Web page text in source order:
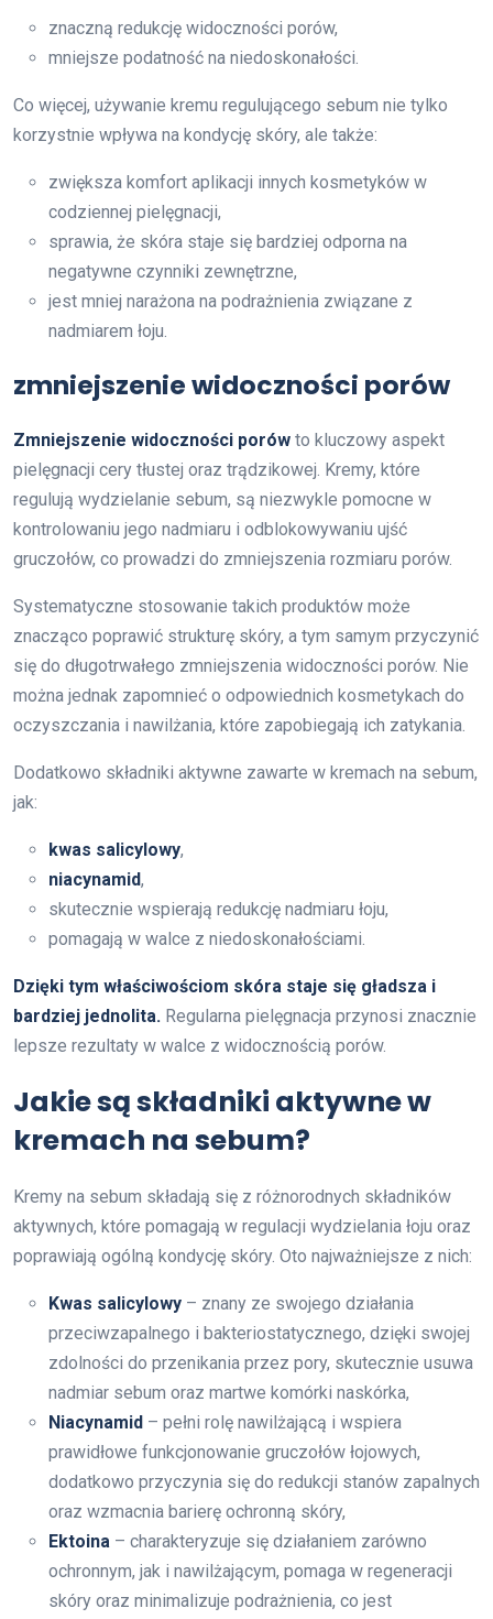
znaczną redukcję widoczności porów,
mniejsze podatność na niedoskonałości.
Co więcej, używanie kremu regulującego sebum nie tylko
korzystnie wpływa na kondycję skóry, ale także:
zwiększa komfort aplikacji innych kosmetyków w
codziennej pielęgnacji,
sprawia, że skóra staje się bardziej odporna na
negatywne czynniki zewnętrzne,
jest mniej narażona na podrażnienia związane z
nadmiarem łoju.
zmniejszenie widoczności porów
Zmniejszenie widoczności porów to kluczowy aspekt
pielęgnacji cery tłustej oraz trądzikowej. Kremy, które
regulują wydzielanie sebum, są niezwykle pomocne w
kontrolowaniu jego nadmiaru i odblokowywaniu ujść
gruczołów, co prowadzi do zmniejszenia rozmiaru porów.
Systematyczne stosowanie takich produktów może
znacząco poprawić strukturę skóry, a tym samym przyczynić
się do długotrwałego zmniejszenia widoczności porów. Nie
można jednak zapomnieć o odpowiednich kosmetykach do
oczyszczania i nawilżania, które zapobiegają ich zatykania.
Dodatkowo składniki aktywne zawarte w kremach na sebum,
jak:
kwas salicylowy,
niacynamid,
skutecznie wspierają redukcję nadmiaru łoju,
pomagają w walce z niedoskonałościami.
Dzięki tym właściwościom skóra staje się gładsza i
bardziej jednolita. Regularna pielęgnacja przynosi znacznie
lepsze rezultaty w walce z widocznością porów.
Jakie są składniki aktywne w
kremach na sebum?
Kremy na sebum składają się z różnorodnych składników
aktywnych, które pomagają w regulacji wydzielania łoju oraz
poprawiają ogólną kondycję skóry. Oto najważniejsze z nich:
Kwas salicylowy – znany ze swojego działania
przeciwzapalnego i bakteriostatycznego, dzięki swojej
zdolności do przenikania przez pory, skutecznie usuwa
nadmiar sebum oraz martwe komórki naskórka,
Niacynamid – pełni rolę nawilżającą i wspiera
prawidłowe funkcjonowanie gruczołów łojowych,
dodatkowo przyczynia się do redukcji stanów zapalnych
oraz wzmacnia barierę ochronną skóry,
Ektoina – charakteryzuje się działaniem zarówno
ochronnym, jak i nawilżającym, pomaga w regeneracji
skóry oraz minimalizuje podrażnienia, co jest